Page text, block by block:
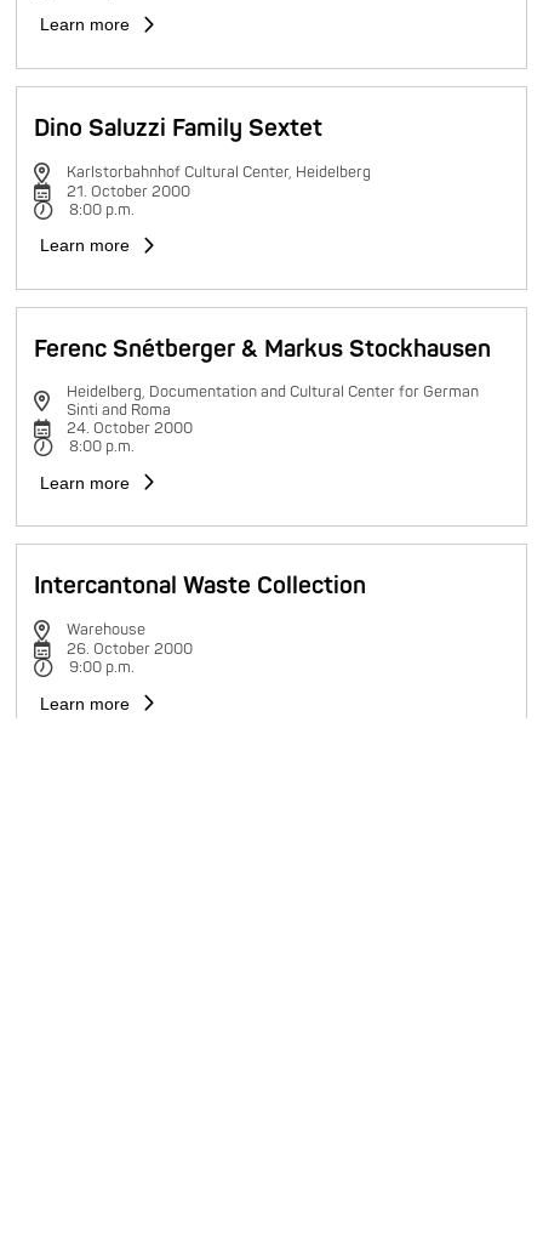
Learn more
Dino Saluzzi Family Sextet
Karlstorbahnhof Cultural Center, Heidelberg
21. October 2000
8:00 p.m.
Learn more
Ferenc Snétberger & Markus Stockhausen
Heidelberg, Documentation and Cultural Center for German
Sinti and Roma
24. October 2000
8:00 p.m.
Learn more
Intercantonal Waste Collection
Warehouse
26. October 2000
9:00 p.m.
Learn more